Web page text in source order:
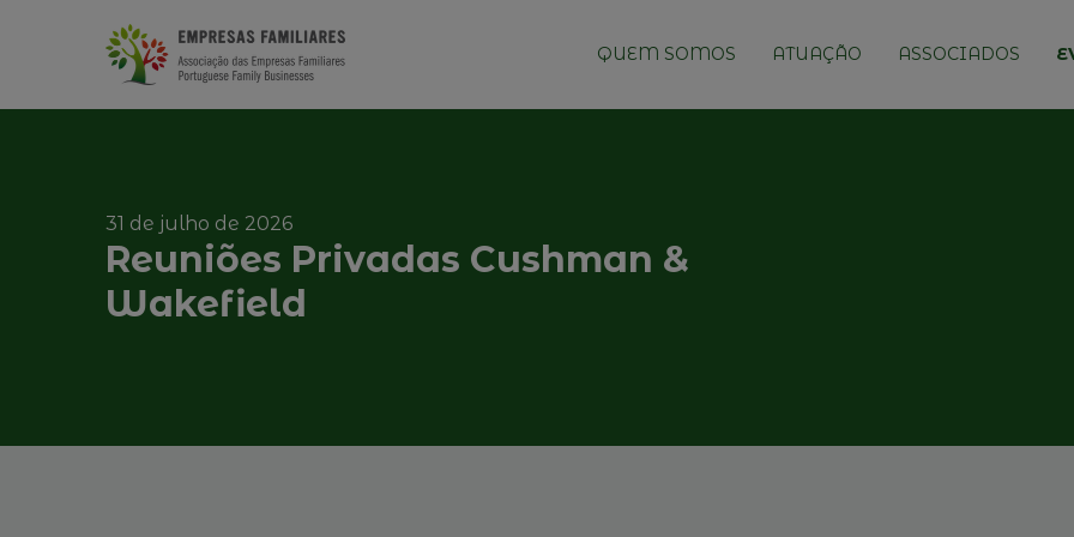
QUEM SOMOS ATUAÇÃO ASSOCIADOS
31 de julho de 2026
Reuniões Privadas Cushman &
Wakefield